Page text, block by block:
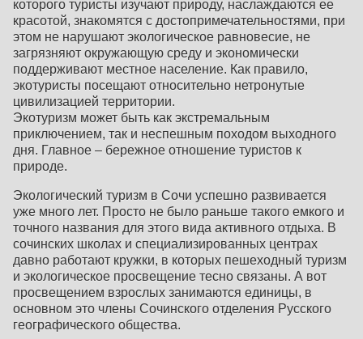
которого туристы изучают природу, наслаждаются ее
красотой, знакомятся с достопримечательностями, при
этом не нарушают экологическое равновесие, не
загрязняют окружающую среду и экономически
поддерживают местное население. Как правило,
экотуристы посещают относительно нетронутые
цивилизацией территории.
Экотуризм может быть как экстремальным
приключением, так и неспешным походом выходного
дня. Главное – бережное отношение туристов к
природе.
Экологический туризм в Сочи успешно развивается
уже много лет. Просто не было раньше такого емкого и
точного названия для этого вида активного отдыха. В
сочинских школах и специализированных центрах
давно работают кружки, в которых пешеходный туризм
и экологическое просвещение тесно связаны. А вот
просвещением взрослых занимаются единицы, в
основном это члены Сочинского отделения Русского
географического общества.